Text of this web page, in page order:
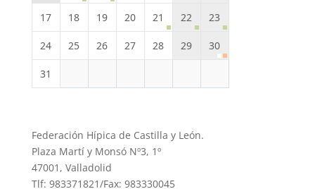
17 18 19 20 21 22 23
24 25 26 27 28 29 30
31
Federación Hípica de Castilla y León.
Plaza Martí y Monsó Nº3, 1º
47001, Valladolid
Tlf: 983371821/Fax: 983330045